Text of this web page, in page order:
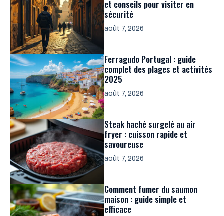
et conseils pour visiter en
sécurité
août 7, 2026
Ferragudo Portugal : guide
complet des plages et activités
2025
août 7, 2026
Steak haché surgelé au air
fryer : cuisson rapide et
savoureuse
août 7, 2026
Comment fumer du saumon
maison : guide simple et
efficace